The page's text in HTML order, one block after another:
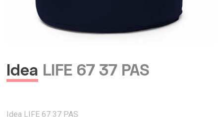
Idea LIFE 67 37 PAS
Idea LIFE 67 37 PAS